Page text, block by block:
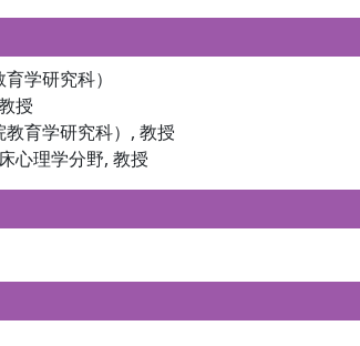
学研究科）
授
育学研究科）, 教授
心理学分野, 教授